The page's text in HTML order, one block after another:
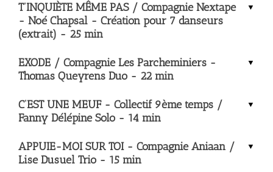
T’INQUIÈTE MÊME PAS / Compagnie Nextape
- Noé Chapsal - Création pour 7 danseurs
(extrait) - 25 min
EXODE / Compagnie Les Parcheminiers -
Thomas Queyrens Duo - 22 min
C’EST UNE MEUF - Collectif 9ème temps /
Fanny Délépine Solo - 14 min
APPUIE-MOI SUR TOI - Compagnie Aniaan /
Lise Dusuel Trio - 15 min